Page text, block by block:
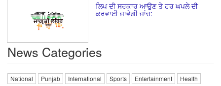
ਲਿਪ ਦੀ ਸਰਕਾਰ ਆਉਣ ਤੇ ਹਰ ਘਪਲੇ ਦੀ
ਕਰਵਾਈ ਜਾਵੇਗੀ ਜਾਂਚ:
News Categories
National Punjab International Sports Entertainment
Health